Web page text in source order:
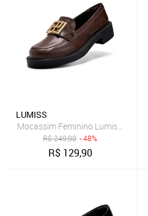
LUMISS
Mocassim Feminino Lumiss Bico
R$249,90 - 48%
R$ 129,90